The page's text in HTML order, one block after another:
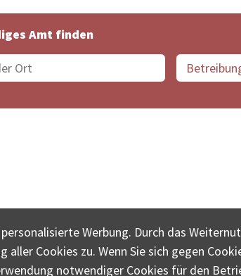
Amt finden
Werbung. Durch das
Cookies zu. Wenn Sie sich gegen
notwendiger Cookies für den
© COLLECTA AG
plus.ch ist eine